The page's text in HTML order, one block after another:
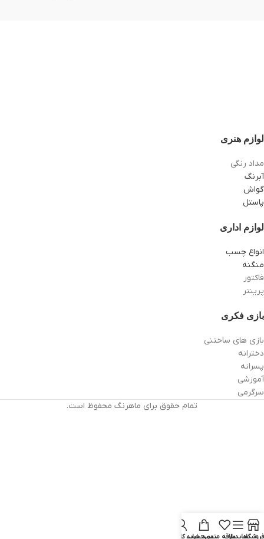
لوازم هنری
مداد رنگی
آبرنگ
گواش
پاستل
لوازم اداری
انواع چسب
منگنه
فاکتور
پرینتر
بازی فکری
بازی های ساختنی
دخترانه
پسرانه
آموزشی
سرگرمی
تمام حقوق برای ماهرنگ محفوظ است.
فروشگاهسایدبارعلاقه مندیسبد خرید
حساب کاربری من